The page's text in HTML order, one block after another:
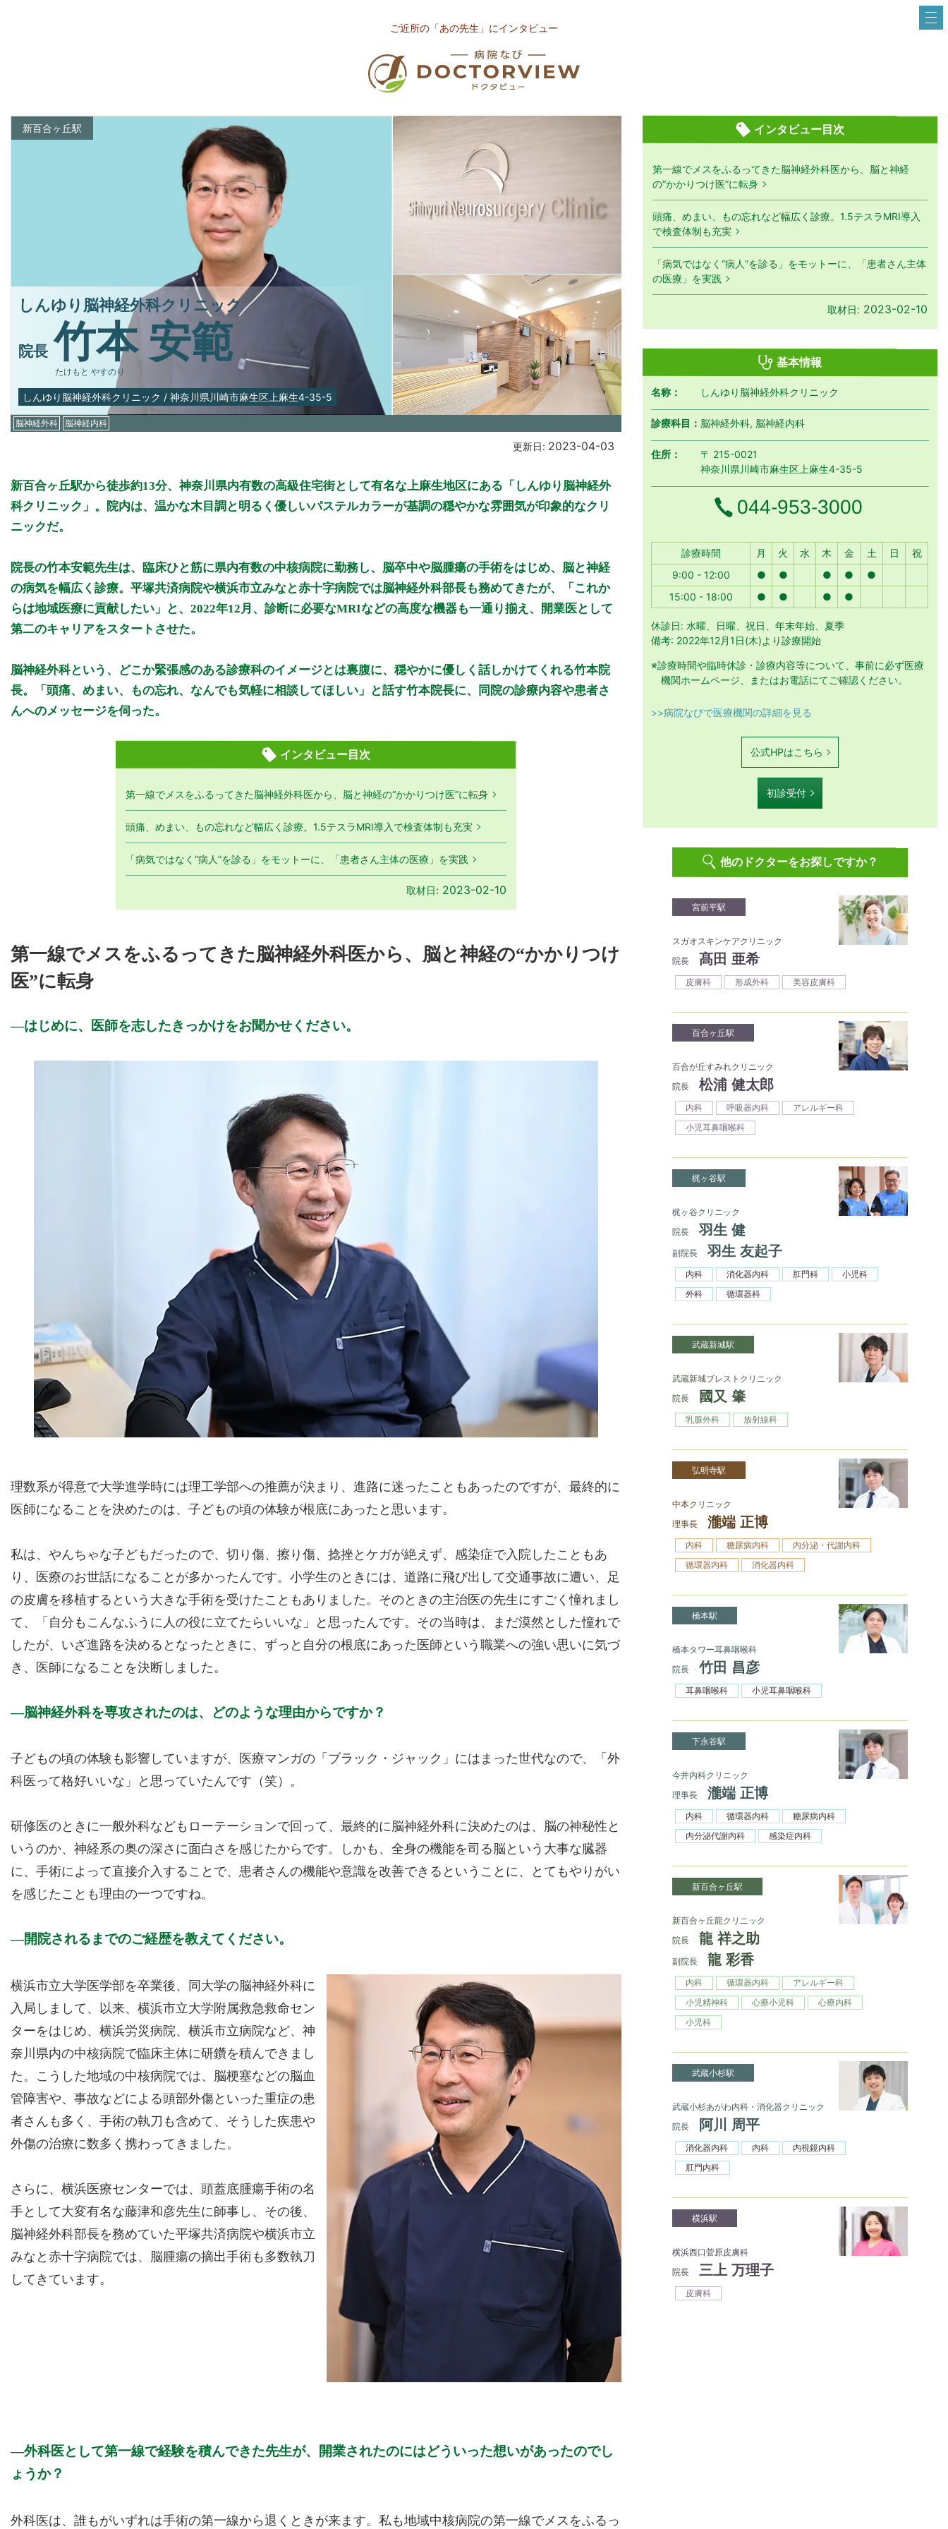
ご近所の「あの先生」にインタビュー
新百合ヶ丘駅
しんゆり脳神経外科クリニック
院長 竹本 安範
たけもと やすのり
しんゆり脳神経外科クリニック / 神奈川県川崎市麻生区上麻生4-35-5
脳神経外科 脳神経内科
更新日: 2023-04-03
新百合ヶ丘駅から徒歩約13分、神奈川県内有数の高級住宅街として有名な上麻生地区にある「しんゆり脳神経外
科クリニック」。院内は、温かな木目調と明るく優しいパステルカラーが基調の穏やかな雰囲気が印象的なクリ
ニックだ。
院長の竹本安範先生は、臨床ひと筋に県内有数の中核病院に勤務し、脳卒中や脳腫瘍の手術をはじめ、脳と神経
の病気を幅広く診療。平塚共済病院や横浜市立みなと赤十字病院では脳神経外科部長も務めてきたが、「これか
らは地域医療に貢献したい」と、2022年12月、診断に必要なMRIなどの高度な機器も一通り揃え、開業医として
第二のキャリアをスタートさせた。
脳神経外科という、どこか緊張感のある診療科のイメージとは裏腹に、穏やかに優しく話しかけてくれる竹本院
長。「頭痛、めまい、もの忘れ、なんでも気軽に相談してほしい」と話す竹本院長に、同院の診療内容や患者さ
んへのメッセージを伺った。
インタビュー目次
第一線でメスをふるってきた脳神経外科医から、脳と神経の“かかりつけ医”に転身
頭痛、めまい、もの忘れなど幅広く診療。1.5テスラMRI導入で検査体制も充実
「病気ではなく“病人”を診る」をモットーに、「患者さん主体の医療」を実践
取材日: 2023-02-10
第一線でメスをふるってきた脳神経外科医から、脳と神経の“かかりつけ
医”に転身
はじめに、医師を志したきっかけをお聞かせください。
理数系が得意で大学進学時には理工学部への推薦が決まり、進路に迷ったこともあったのですが、最終的に
医師になることを決めたのは、子どもの頃の体験が根底にあったと思います。
私は、やんちゃな子どもだったので、切り傷、擦り傷、捻挫とケガが絶えず、感染症で入院したこともあ
り、医療のお世話になることが多かったんです。小学生のときには、道路に飛び出して交通事故に遭い、足
の皮膚を移植するという大きな手術を受けたこともありました。そのときの主治医の先生にすごく憧れまし
て、「自分もこんなふうに人の役に立てたらいいな」と思ったんです。その当時は、まだ漠然とした憧れで
したが、いざ進路を決めるとなったときに、ずっと自分の根底にあった医師という職業への強い思いに気づ
き、医師になることを決断しました。
脳神経外科を専攻されたのは、どのような理由からですか？
子どもの頃の体験も影響していますが、医療マンガの「ブラック・ジャック」にはまった世代なので、「外
科医って格好いいな」と思っていたんです（笑）。
研修医のときに一般外科などもローテーションで回って、最終的に脳神経外科に決めたのは、脳の神秘性と
いうのか、神経系の奥の深さに面白さを感じたからです。しかも、全身の機能を司る脳という大事な臓器
に、手術によって直接介入することで、患者さんの機能や意識を改善できるということに、とてもやりがい
を感じたことも理由の一つですね。
開院されるまでのご経歴を教えてください。
横浜市立大学医学部を卒業後、同大学の脳神経外科に
入局しまして、以来、横浜市立大学附属救急救命セン
ターをはじめ、横浜労災病院、横浜市立病院など、神
奈川県内の中核病院で臨床主体に研鑽を積んできまし
た。こうした地域の中核病院では、脳梗塞などの脳血
管障害や、事故などによる頭部外傷といった重症の患
者さんも多く、手術の執刀も含めて、そうした疾患や
外傷の治療に数多く携わってきました。
さらに、横浜医療センターでは、頭蓋底腫瘍手術の名
手として大変有名な藤津和彦先生に師事し、その後、
脳神経外科部長を務めていた平塚共済病院や横浜市立
みなと赤十字病院では、脳腫瘍の摘出手術も多数執刀
してきています。
外科医として第一線で経験を積んできた先生が、開業されたのにはどういった想いがあったのでし
ょうか？
外科医は、誰もがいずれは手術の第一線から退くときが来ます。私も地域中核病院の第一線でメスをふるっ
インタビュー目次
第一線でメスをふるってきた脳神経外科医から、脳と神経
の“かかりつけ医”に転身
頭痛、めまい、もの忘れなど幅広く診療。1.5テスラMRI導入
で検査体制も充実
「病気ではなく“病人”を診る」をモットーに、「患者さん主体
の医療」を実践
取材日: 2023-02-10
基本情報
名称： しんゆり脳神経外科クリニック
診療科目： 脳神経外科, 脳神経内科
住所：
〒 215-0021
神奈川県川崎市麻生区上麻生4-35-5
電話番号
044-953-3000
診療時間 月 月曜日
火 火曜日
水 水曜日
木 木曜日
金金曜日
土土曜日
日 日曜日
祝
9:00 - 12:00
● ● ● ●
●
15:00 - 18:00
● ● ● ●
休診日: 水曜、日曜、祝日、年末年始、夏季
備考: 2022年12月1日(木)より診療開始
※診療時間や臨時休診・診療内容等について、事前に必ず医療
機関ホームページ、またはお電話にてご確認ください。
>>病院なびで医療機関の詳細を見る
公式HPはこちら
初診受付
他のドクターをお探しですか？
宮前平駅
スガオスキンケアクリニック
院長
髙田 亜希
皮膚科 形成外科 美容皮膚科
百合ヶ丘駅
百合が丘すみれクリニック
院長
松浦 健太郎
内科 呼吸器内科
アレルギー科
小児耳鼻咽喉科
梶ヶ谷駅
梶ヶ谷クリニック
院長
羽生 健
副院長 羽生 友起子
内科 消化器内科 肛門科
小児科
外科
循環器科
武蔵新城駅
武蔵新城ブレストクリニック
院長
國又 肇
乳腺外科 放射線科
弘明寺駅
中本クリニック
理事長
瀧端 正博
内科 糖尿病内科
内分泌・代謝内科
循環器内科
消化器内科
橋本駅
橋本タワー耳鼻咽喉科
院長
竹田 昌彦
耳鼻咽喉科 小児耳鼻咽喉科
下永谷駅
今井内科クリニック
理事長
瀧端 正博
内科 循環器内科
糖尿病内科
内分泌代謝内科
感染症内科
新百合ヶ丘駅
新百合ヶ丘龍クリニック
院長
龍 祥之助
副院長 龍 彩香
内科 循環器内科
アレルギー科
小児精神科
心療小児科
心療内科
小児科
武蔵小杉駅
武蔵小杉あがわ内科・消化器クリニック
院長
阿川 周平
消化器内科 内科
内視鏡内科
肛門内科
横浜駅
横浜西口菅原皮膚科
院長
三上 万理子
皮膚科